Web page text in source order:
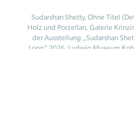
Sudarshan Shetty, Ohne Titel
Holz und Porzellan, Galerie
der Ausstellung „Sudarshan
Long“ 2026, Ludwig Museum